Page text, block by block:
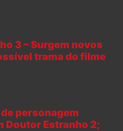
3 – Surgem novos
trama do filme
personagem
Doutor Estranho 2;